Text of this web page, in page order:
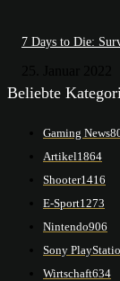
7 Days to Die:
Beliebte
Gaming News
Artikel1864
Shooter1416
E-Sport1273
Nintendo906
Sony
Wirtschaft634